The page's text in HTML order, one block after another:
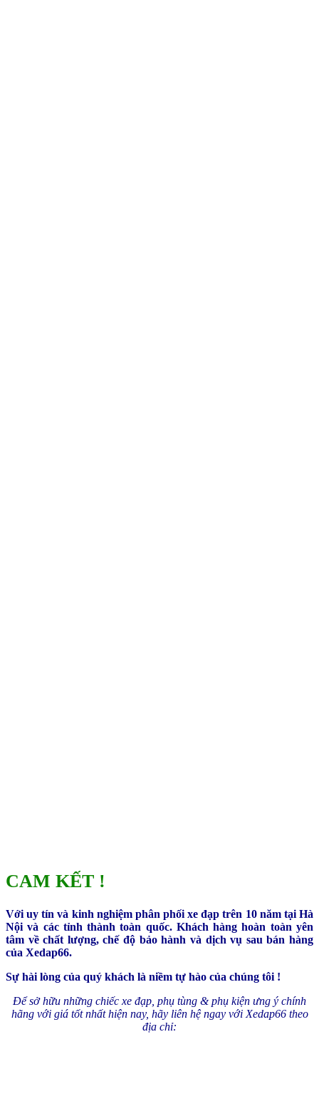
CAM KẾT !
Với uy tín và kinh nghiệm phân phối xe đạp trên 10 năm tại Hà
Nội và các tỉnh thành toàn quốc. Khách hàng hoàn toàn yên
tâm về chất lượng, chế độ bảo hành và dịch vụ sau bán hàng
của Xedap66.
Sự hài lòng của quý khách là niềm tự hào của chúng tôi !
Để sở hữu những chiếc xe đạp, phụ tùng & phụ kiện ưng ý chính
hãng với giá tốt nhất hiện nay, hãy liên hệ ngay với Xedap66 theo
địa chỉ: